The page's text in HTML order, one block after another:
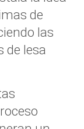
de
las
de lesa